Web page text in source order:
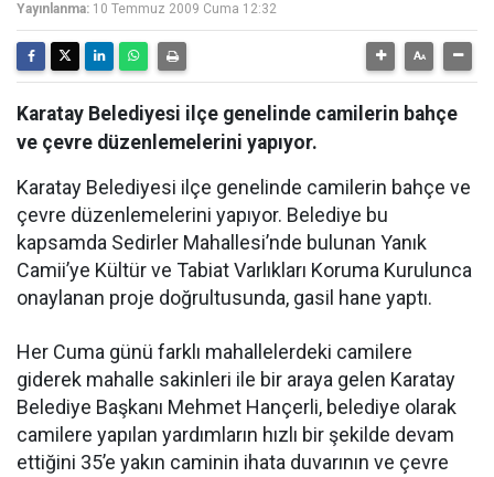
Yayınlanma: 10 Temmuz 2009 Cuma 12:32
Karatay Belediyesi ilçe genelinde camilerin bahçe
ve çevre düzenlemelerini yapıyor.
Karatay Belediyesi ilçe genelinde camilerin bahçe ve
çevre düzenlemelerini yapıyor. Belediye bu
kapsamda Sedirler Mahallesi’nde bulunan Yanık
Camii’ye Kültür ve Tabiat Varlıkları Koruma Kurulunca
onaylanan proje doğrultusunda, gasil hane yaptı.
Her Cuma günü farklı mahallelerdeki camilere
giderek mahalle sakinleri ile bir araya gelen Karatay
Belediye Başkanı Mehmet Hançerli, belediye olarak
camilere yapılan yardımların hızlı bir şekilde devam
ettiğini 35’e yakın caminin ihata duvarının ve çevre